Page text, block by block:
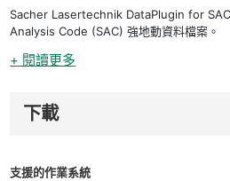
Sacher Lasertechnik DataPlugin for
Analysis Code (SAC) 強地動資料檔案。
+ 閱讀更多
下載
支援的作業系統